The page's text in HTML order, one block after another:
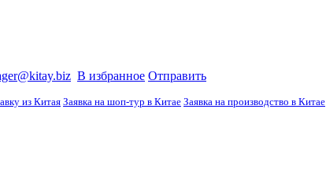
В избранное Отправить
из КитаяЗаявка на шоп-тур в Китае Заявка на производство в Китае